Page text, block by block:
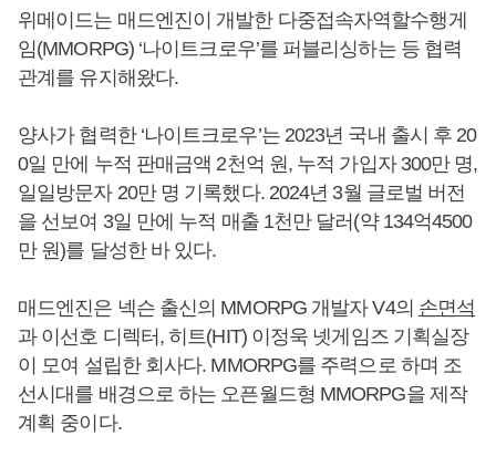
위메이드는 매드엔진이 개발한 다중접속자역할수행게
임(MMORPG) ‘나이트크로우’를 퍼블리싱하는 등 협력
관계를 유지해왔다.
양사가 협력한 ‘나이트크로우’는 2023년 국내 출시 후 20
0일 만에 누적 판매금액 2천억 원, 누적 가입자 300만 명,
일일방문자 20만 명 기록했다. 2024년 3월 글로벌 버전
을 선보여 3일 만에 누적 매출 1천만 달러(약 134억4500
만 원)를 달성한 바 있다.
매드엔진은 넥슨 출신의 MMORPG 개발자 V4의 손면석
과 이선호 디렉터, 히트(HIT) 이정욱 넷게임즈 기획실장
이 모여 설립한 회사다. MMORPG를 주력으로 하며 조
선시대를 배경으로 하는 오픈월드형 MMORPG을 제작
계획 중이다.